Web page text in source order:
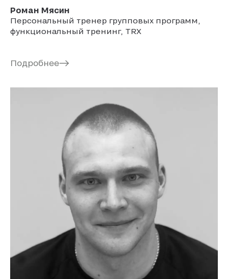
Роман Мясин
Персональный тренер групповых программ,
функциональный тренинг, TRX
Подробнее